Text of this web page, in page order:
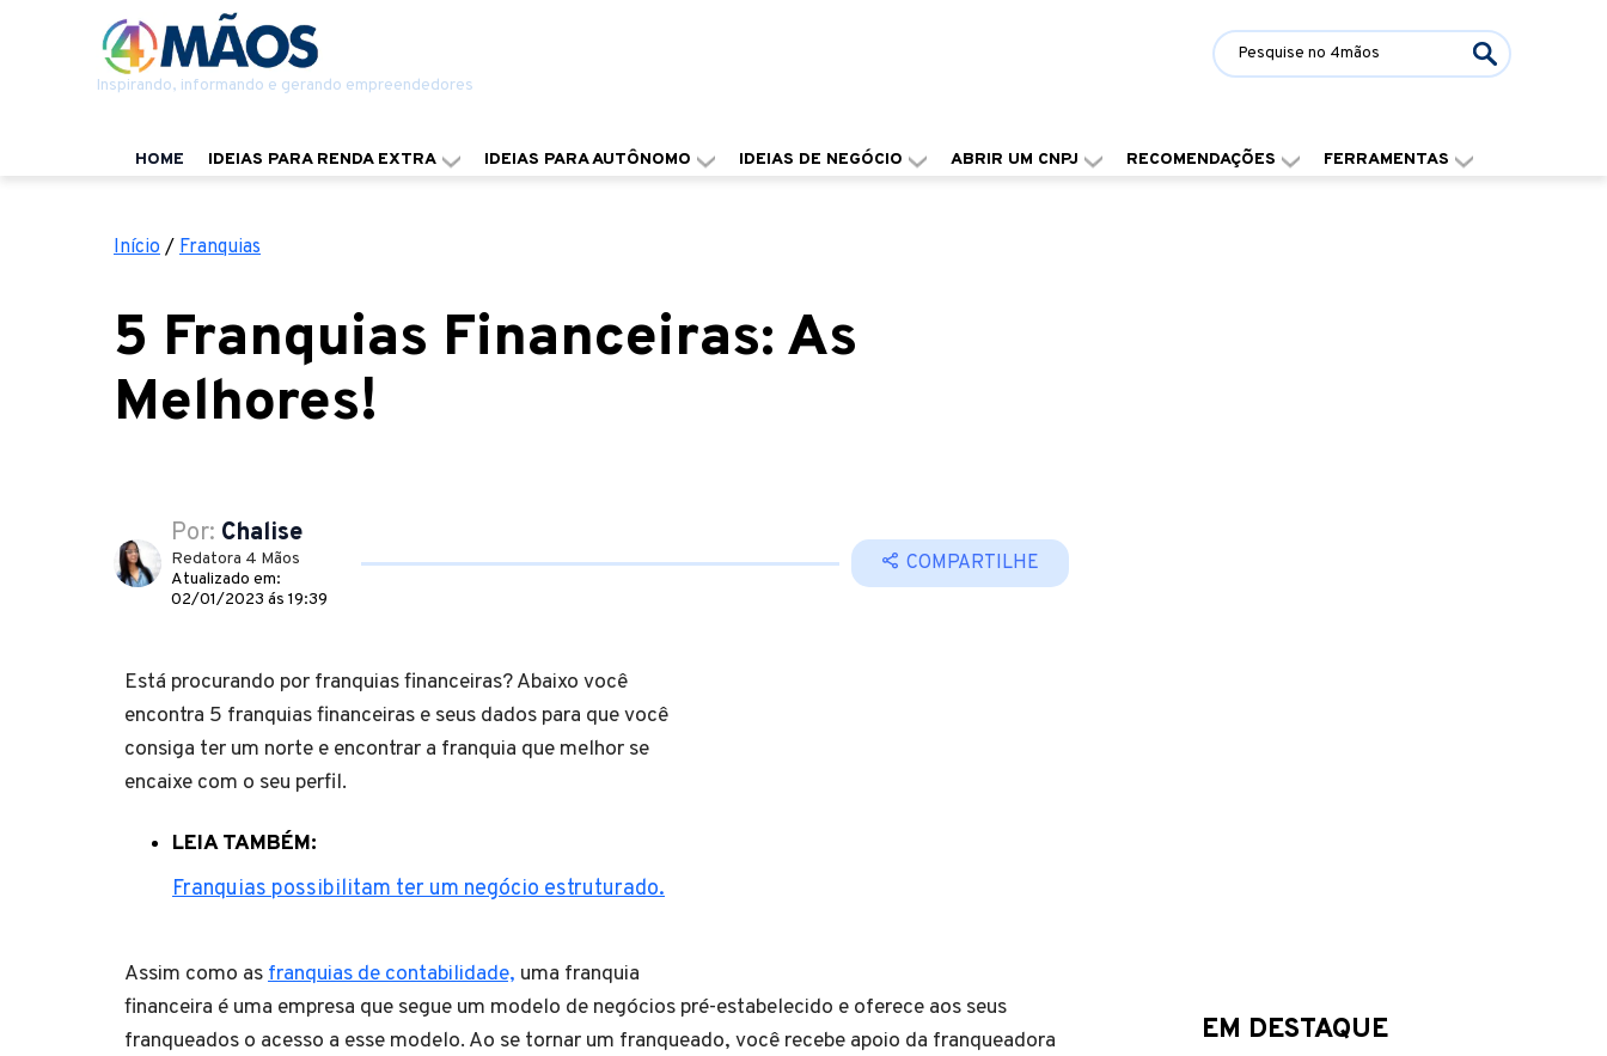
Inspirando, informando e gerando empreendedores
HOME IDEIAS PARA RENDA EXTRA IDEIAS PARA AUTÔNOMO IDEIAS DE NEGÓCIO ABRIR UM CNPJ RECOMENDAÇÕES FERRAMENTAS
Início / Franquias
5 Franquias Financeiras: As
Melhores!
Por: Chalise
Redatora 4 Mãos
Atualizado em:
02/01/2023 ás 19:39
COMPARTILHE
Está procurando por franquias financeiras? Abaixo você
encontra 5 franquias financeiras e seus dados para que você
consiga ter um norte e encontrar a franquia que melhor se
encaixe com o seu perfil.
LEIA TAMBÉM:
Franquias possibilitam ter um negócio estruturado.
Assim como as franquias de contabilidade, uma franquia
financeira é uma empresa que segue um modelo de negócios pré-estabelecido e oferece aos seus
franqueados o acesso a esse modelo. Ao se tornar um franqueado, você recebe apoio da franqueadora
EM DESTAQUE